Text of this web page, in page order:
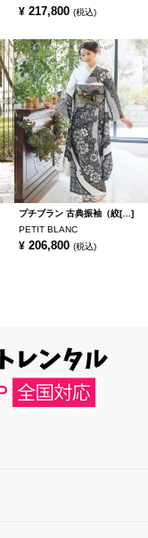
¥ 217,800 (税込)
プチブラン 古典振袖（絞[…]
PETIT BLANC
¥ 206,800 (税込)